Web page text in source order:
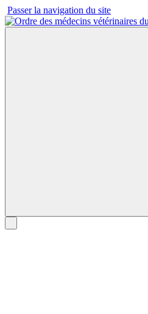
Passer la navigation du site